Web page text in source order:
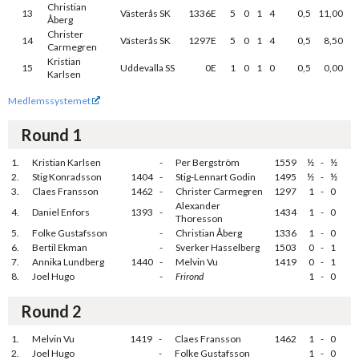
13
Christian
Åberg
Västerås SK 1336E 5 0 1 4 0,5 11,00
14
Christer
Carmegren
Västerås SK 1297E 5 0 1 4 0,5 8,50
15
Kristian
Karlsen
Uddevalla SS 0E 1 0 1 0 0,5 0,00
Medlemssystemet
Round 1
1. Kristian Karlsen - Per Bergström 1559 ½ - ½
2.
Stig Konradsson 1404 - Stig-Lennart Godin 1495 ½ - ½
3.
Claes Fransson 1462 - Christer Carmegren 1297 1 - 0
4.
Daniel Enfors 1393 -
Alexander
Thoresson
1434 1 - 0
5.
Folke Gustafsson - Christian Åberg 1336 1 - 0
6.
Bertil Ekman - Sverker Hasselberg 1503 0 - 1
7.
Annika Lundberg 1440 - Melvin Vu 1419 0 - 1
8.
Joel Hugo - Frirond 1 - 0
Round 2
1. Melvin Vu 1419 - Claes Fransson 1462 1 - 0
2.
Joel Hugo - Folke Gustafsson 1 - 0